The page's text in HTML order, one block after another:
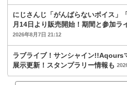
にじさんじ「がんばらないボイス」
月14日より販売開始！期間と参加ラ
2026年8月7日 21:12
ラブライブ！サンシャイン!!Aqours
展示更新！スタンプラリー情報も